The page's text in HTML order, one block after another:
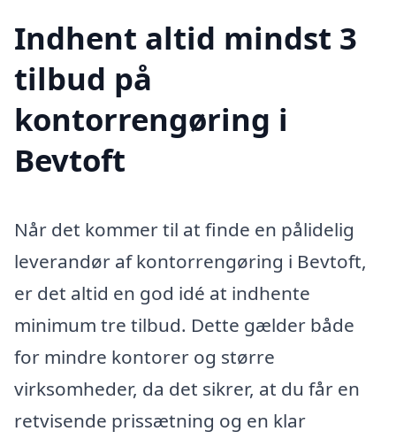
Indhent altid mindst 3
tilbud på
kontorrengøring i
Bevtoft
Når det kommer til at finde en pålidelig
leverandør af kontorrengøring i Bevtoft,
er det altid en god idé at indhente
minimum tre tilbud. Dette gælder både
for mindre kontorer og større
virksomheder, da det sikrer, at du får en
retvisende prissætning og en klar